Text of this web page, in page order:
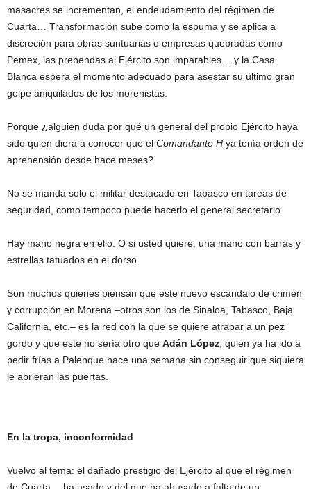
masacres se incrementan, el endeudamiento del régimen de
Cuarta… Transformación sube como la espuma y se aplica a
discreción para obras suntuarias o empresas quebradas como
Pemex, las prebendas al Ejército son imparables… y la Casa
Blanca espera el momento adecuado para asestar su último gran
golpe aniquilados de los morenistas.
Porque ¿alguien duda por qué un general del propio Ejército haya
sido quien diera a conocer que el Comandante H ya tenía orden de
aprehensión desde hace meses?
No se manda solo el militar destacado en Tabasco en tareas de
seguridad, como tampoco puede hacerlo el general secretario.
Hay mano negra en ello. O si usted quiere, una mano con barras y
estrellas tatuados en el dorso.
Son muchos quienes piensan que este nuevo escándalo de crimen
y corrupción en Morena –otros son los de Sinaloa, Tabasco, Baja
California, etc.– es la red con la que se quiere atrapar a un pez
gordo y que este no sería otro que Adán López , quien ya ha ido a
pedir frías a Palenque hace una semana sin conseguir que siquiera
le abrieran las puertas.
En la tropa, inconformidad
Vuelvo al tema: el dañado prestigio del Ejército al que el régimen